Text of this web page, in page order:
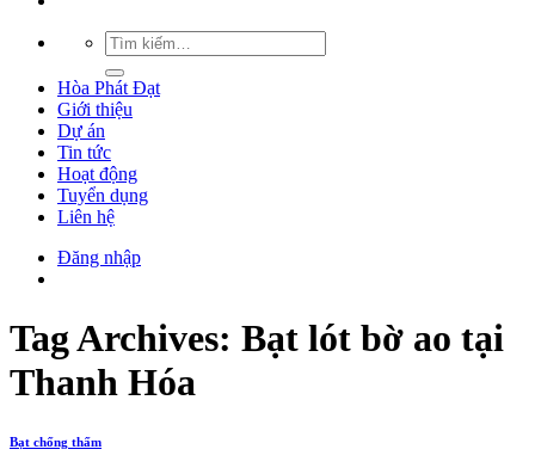
Hòa Phát Đạt
Giới thiệu
Dự án
Tin tức
Hoạt động
Tuyển dụng
Liên hệ
Đăng nhập
Tag Archives: Bạt lót bờ ao tại
Thanh Hóa
Bạt chống thấm